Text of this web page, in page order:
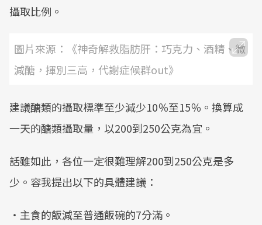
攝取比例。
圖片來源：《神奇解救脂肪肝：巧克力、酒精、微
減醣，揮別三高，代謝症候群out》
建議醣類的攝取標準至少減少10％至15％。換算成
一天的醣類攝取量，以200到250公克為宜。
話雖如此，各位一定很難理解200到250公克是多
少。容我提出以下的具體建議：
‧主食的飯減至普通飯碗的7分滿。